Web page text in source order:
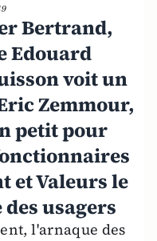
Bertrand,
Edouard
voit un
Zemmour,
petit pour
et Valeurs le
usagers
l'arnaque des